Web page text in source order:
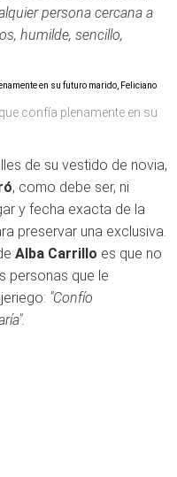
persona cercana a
humilde, sencillo,
confía plenamente en su
de su vestido de novia,
, como debe ser, ni
y fecha exacta de la
preservar una exclusiva.
Alba Carrillo es que no
personas que le
"Confío